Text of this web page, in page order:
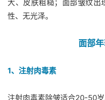
大、皮肤粗糙；面部皱纹出
性、无光泽。
面部
1、注射肉毒素
注射肉毒素除皱适合20-50